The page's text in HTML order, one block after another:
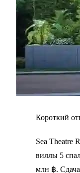
Короткий
Sea Theatre
виллы 5
млн ฿. Сдача